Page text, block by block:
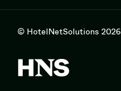
© HotelNetSolutions 2026